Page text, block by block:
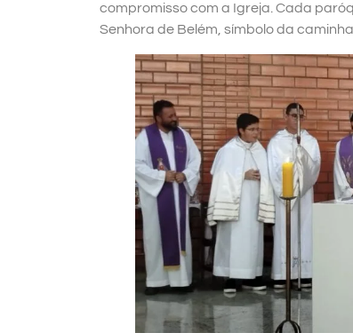
compromisso com a Igreja. Cada
Senhora de Belém, símbolo da